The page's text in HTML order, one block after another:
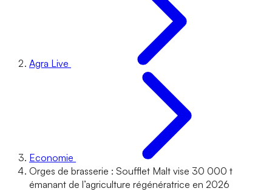
Agra Live
Economie
Orges de brasserie : Soufflet Malt vise 30 000 t
émanant de l’agriculture régénératrice en 2026